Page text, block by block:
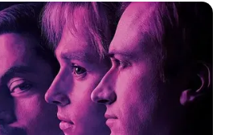
SMART
non-partant: 10 JUVENIA DU CLOSET
de la meilleure presse du
plus bas sur cette même page.